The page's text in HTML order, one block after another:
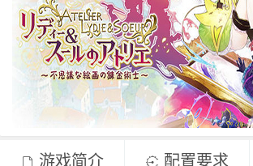
游戏简介 配置要求